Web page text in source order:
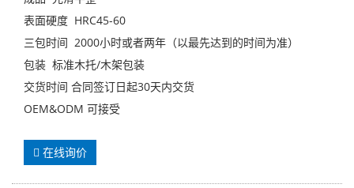
表面硬度 HRC45-60
三包时间 2000小时或者两年（以最先达到的时间为准）
包装 标准木托/木架包装
交货时间 合同签订日起30天内交货
OEM&ODM 可接受
在线询价